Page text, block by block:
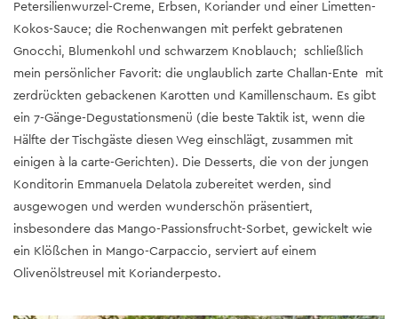
Petersilienwurzel-Creme, Erbsen, Koriander und einer Limetten-
Kokos-Sauce; die Rochenwangen mit perfekt gebratenen
Gnocchi, Blumenkohl und schwarzem Knoblauch; schließlich
mein persönlicher Favorit: die unglaublich zarte Challan-Ente mit
zerdrückten gebackenen Karotten und Kamillenschaum. Es gibt
ein 7-Gänge-Degustationsmenü (die beste Taktik ist, wenn die
Hälfte der Tischgäste diesen Weg einschlägt, zusammen mit
einigen à la carte-Gerichten). Die Desserts, die von der jungen
Konditorin Emmanuela Delatola zubereitet werden, sind
ausgewogen und werden wunderschön präsentiert,
insbesondere das Mango-Passionsfrucht-Sorbet, gewickelt wie
ein Klößchen in Mango-Carpaccio, serviert auf einem
Olivenölstreusel mit Korianderpesto.